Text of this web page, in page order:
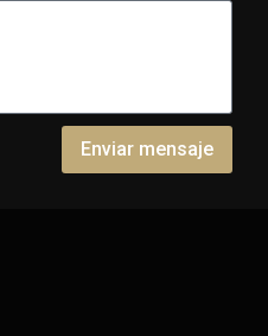
Enviar mensaje